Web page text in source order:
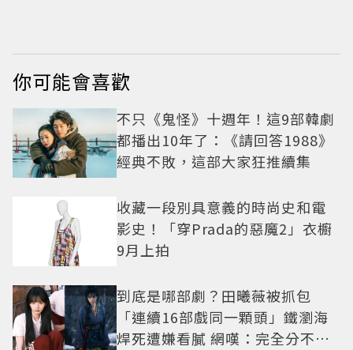
你可能會喜歡
不只《鬼怪》十週年！這9部韓劇
都播出10年了：《請回答1988》
經典不敗，這部大家狂推續集
收藏一段別具意義的時尚史和電
影史！「穿Prada的惡魔2」衣櫥
9月上拍
到底是哪部劇？田曦薇被抓包
「連續16部戲同一顆頭」鐵瀏海
焊死遭嫌看膩 網嘆：完全分不出